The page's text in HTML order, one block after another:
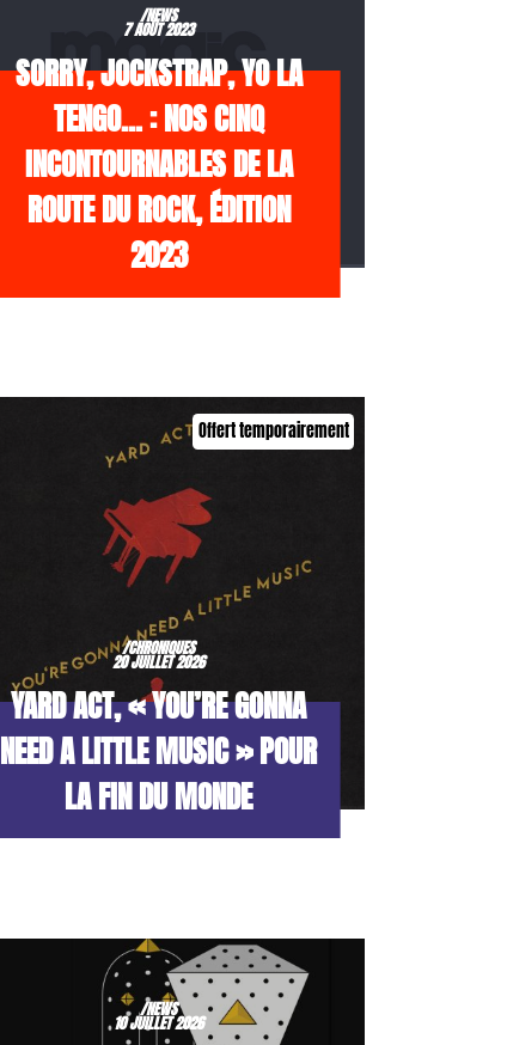
/NEWS
7 AOÛT 2023
SORRY, JOCKSTRAP, YO LA
TENGO… : NOS CINQ
INCONTOURNABLES DE LA
ROUTE DU ROCK, ÉDITION
2023
Offert temporairement
/CHRONIQUES
20 JUILLET 2026
YARD ACT, « YOU’RE GONNA
NEED A LITTLE MUSIC » POUR
LA FIN DU MONDE
/NEWS
10 JUILLET 2026